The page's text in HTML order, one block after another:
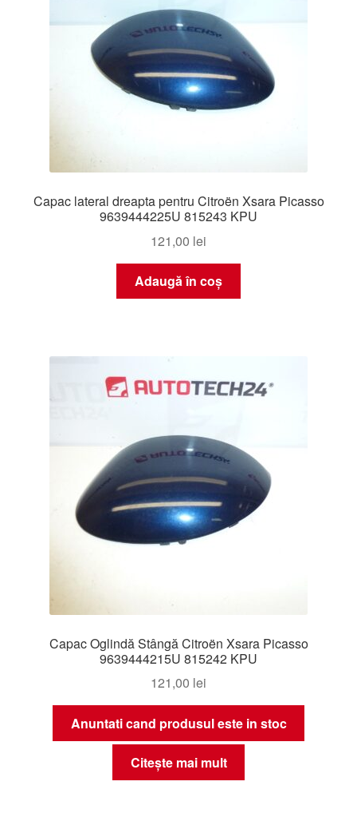
Capac lateral dreapta pentru Citroën Xsara Picasso
9639444225U 815243 KPU
121,00 lei
Adaugă în coș
Capac Oglindă Stângă Citroën Xsara Picasso
9639444215U 815242 KPU
121,00 lei
Anuntati cand produsul este in stoc
Citește mai mult